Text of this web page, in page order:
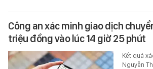
Công an xác minh giao dịch
triệu đồng vào lúc 14 giờ 25 phút
Kết quả
Nguyễn